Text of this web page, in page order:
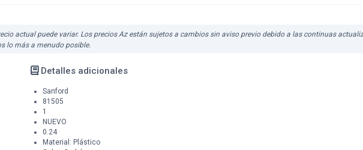
actual puede variar. Los precios Az están sujetos a cambios sin aviso previo debido a las continuas
lo más a menudo posible.
Detalles adicionales
Sanford
81505
1
NUEVO
0.24
Material: Plástico